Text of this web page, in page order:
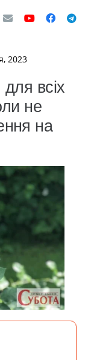
2023
всіх
не
на